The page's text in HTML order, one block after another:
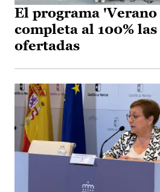
El programa 'Verano
completa al 100% las
ofertadas